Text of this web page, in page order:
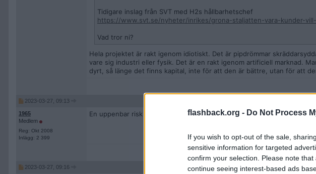
flashback.org - Do Not Process
If you wish to opt-out of the sale,
sensitive information for targeted
confirm your selection. Please note
continue seeing interest-based ads
Tidigare inslag från SVT med H2s hållbarhetschef
https://www.svt.se/nyheter/inrikes/grona-staljatten-vara-kunder-
Vad tror ni?
Hela projektet är rakt igenom idiotiskt. Det är pipdrömmar
vare sig industri eller fysik. Det är en rakt igenom artificiell marknad.
dyrt, så länge det finns kapital, inte för att den är bättre, utan för att
2023-03-27, 09:13
1965
Medlem
Reg: Okt 2008
Inlägg: 2 399
En uppenbar risk att detta blir ett nytt Stålverk 80.
2023-03-27, 09:16